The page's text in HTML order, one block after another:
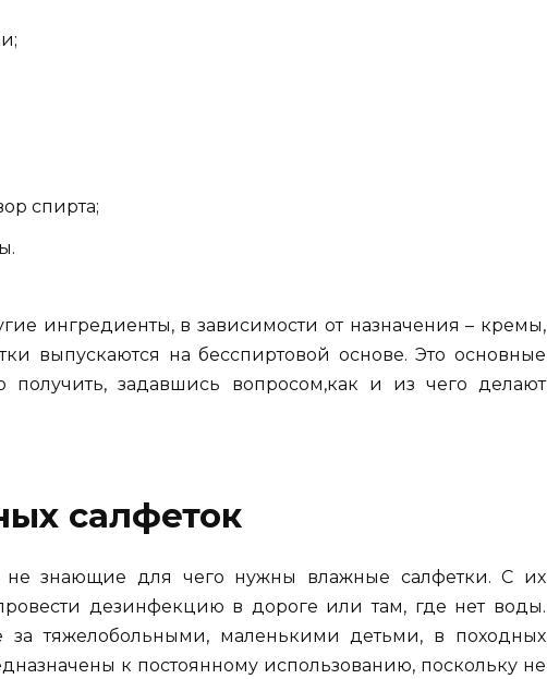
спирта;
ингредиенты, в зависимости от назначения – кремы,
выпускаются на бесспиртовой основе. Это основные
получить, задавшись вопросом,как и из чего делают
салфеток
знающие для чего нужны влажные салфетки. С их
дезинфекцию в дороге или там, где нет воды.
тяжелобольными, маленькими детьми, в походных
к постоянному использованию, поскольку не